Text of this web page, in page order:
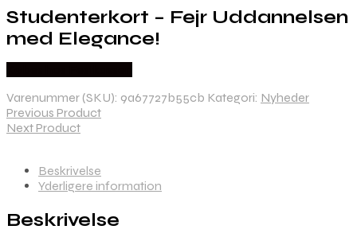
Studenterkort – Fejr Uddannelsen
med Elegance!
Varenummer (SKU): 9a67727b55cb Kategori: Nyheder
Previous Product
Next Product
Beskrivelse
Yderligere information
Beskrivelse